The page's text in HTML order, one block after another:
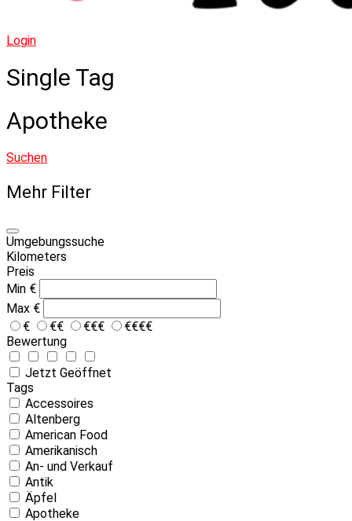
Login
Single Tag
Apotheke
Suchen
Mehr Filter
Umgebungssuche
Kilometers
Preis
Min €
Max €
€
€€ €€€
€€€€
Bewertung
Jetzt Geöffnet
Tags
Accessoires
Altenberg
American Food
Amerikanisch
An- und Verkauf
Antik
Äpfel
Apotheke